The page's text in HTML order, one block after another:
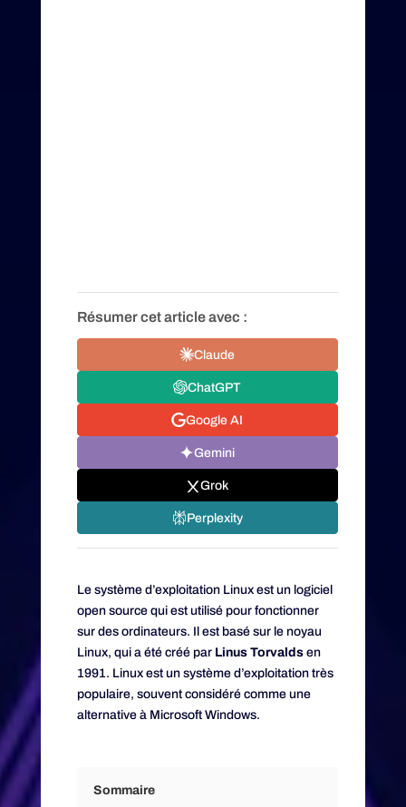
Résumer cet article avec :
Claude
ChatGPT
Google AI
Gemini
Grok
Perplexity
Le système d’exploitation Linux est un logiciel
open source qui est utilisé pour fonctionner
sur des ordinateurs. Il est basé sur le noyau
Linux, qui a été créé par Linus Torvaldsen
1991. Linux est un système d’exploitation très
populaire, souvent considéré comme une
alternative à Microsoft Windows.
Sommaire